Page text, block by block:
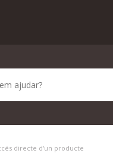
directe d'un producte